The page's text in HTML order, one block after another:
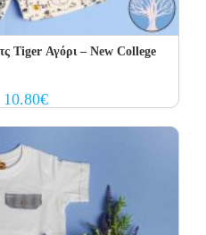
Tiger Αγόρι – New College
Original
price
10.80€Current
price